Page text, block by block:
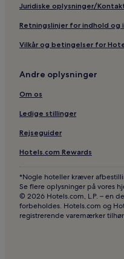
Juridiske oplysninger/
Retningslinjer for indhold
Vilkår og betingelser for
Andre oplysninger
Om os
Ledige stillinger
Rejseguider
Hotels.com Rewards
*Nogle hoteller kræver
Se flere oplysninger på vores
© 2026 Hotels.com, L.P. – en
forbeholdes. Hotels.com og
registrerende varemærker